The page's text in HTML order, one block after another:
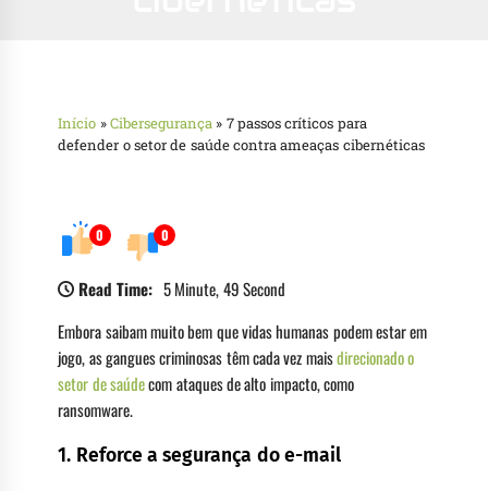
Início »Cibersegurança » 7 passos críticos para
defender o setor de saúde contra ameaças cibernéticas
0 0
Read Time: 5 Minute, 49 Second
Embora saibam muito bem que vidas humanas podem estar em
jogo, as gangues criminosas têm cada vez maisdirecionado o
setor de saúdecom ataques de alto impacto, como
ransomware.
1. Reforce a segurança do e-mail